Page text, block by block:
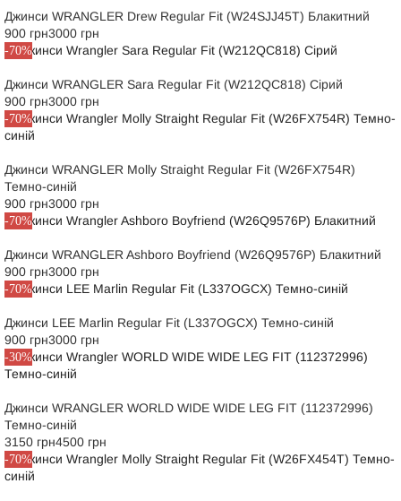
Джинси WRANGLER Drew Regular Fit (W24SJJ45T) Блакитний
900 грн3000 грн
-70%
Джинси WRANGLER Sara Regular Fit (W212QC818) Сірий
900 грн3000 грн
-70%
Джинси WRANGLER Molly Straight Regular Fit (W26FX754R)
Темно-синій
900 грн3000 грн
-70%
Джинси WRANGLER Ashboro Boyfriend (W26Q9576P) Блакитний
900 грн3000 грн
-70%
Джинси LEE Marlin Regular Fit (L337OGCX) Темно-синій
900 грн3000 грн
-30%
Джинси WRANGLER WORLD WIDE WIDE LEG FIT (112372996)
Темно-синій
3150 грн4500 грн
-70%